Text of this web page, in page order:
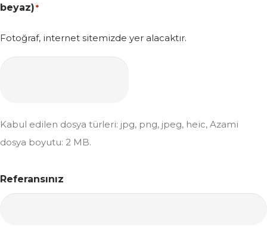
beyaz)*
Fotoğraf, internet sitemizde yer alacaktır.
Kabul edilen dosya türleri: jpg, png, jpeg, heic, Azami
dosya boyutu: 2 MB.
Referansınız